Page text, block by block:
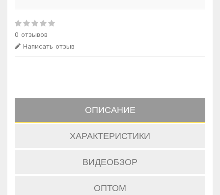
0 отзывов
Написать отзыв
ОПИСАНИЕ
ХАРАКТЕРИСТИКИ
ВИДЕОБЗОР
ОПТОМ